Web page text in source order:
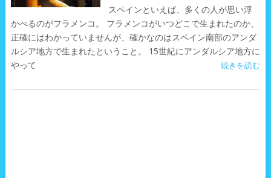
スペインといえば、多くの人が思い浮
かべるのがフラメンコ。 フラメンコがいつどこで生まれたのか、
正確にはわかっていませんが、確かなのはスペイン南部のアンダ
ルシア地方で生まれたということ。 15世紀にアンダルシア地方に
やって
続きを読む